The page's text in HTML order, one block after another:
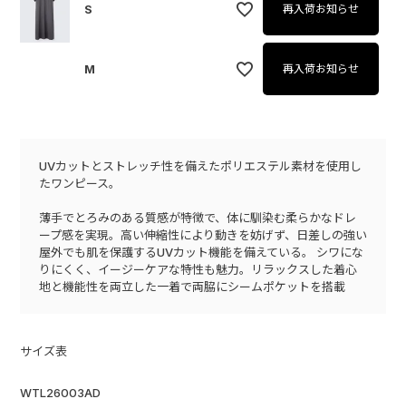
S 再入荷お知らせ
M 再入荷お知らせ
UVカットとストレッチ性を備えたポリエステル素材を使用し
たワンピース。
薄手でとろみのある質感が特徴で、体に馴染む柔らかなドレ
ープ感を実現。高い伸縮性により動きを妨げず、日差しの強い
屋外でも肌を保護するUVカット機能を備えている。 シワにな
りにくく、イージーケアな特性も魅力。リラックスした着心
地と機能性を両立した一着で両脇にシームポケットを搭載
サイズ表
WTL26003AD